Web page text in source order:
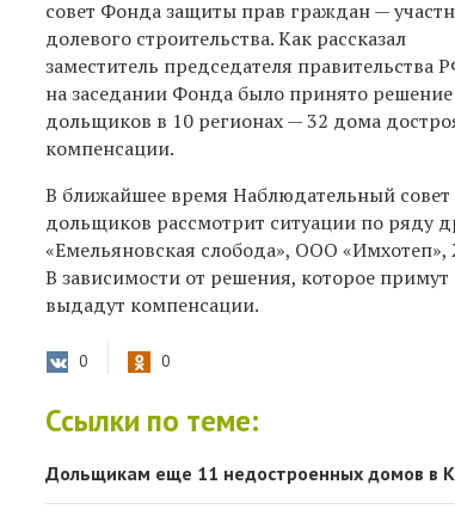
совет Фонда защиты прав граждан —
долевого строительства. Как рассказал
заместитель председателя
на заседании Фонда было принято решение
дольщиков в 10 регионах — 32 дома
компенсации.
В ближайшее время Наблюдательный
дольщиков рассмотрит ситуации по ряду
«Емельяновская слобода», ООО
В зависимости от решения, которое
выдадут компенсации.
0 0
Ссылки по теме:
Дольщикам еще 11 недостроенных домов в